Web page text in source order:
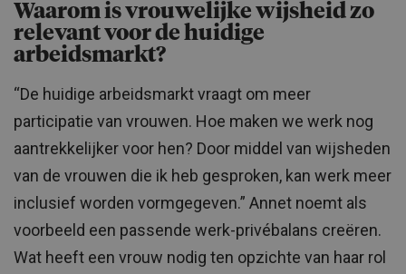
Waarom is vrouwelijke wijsheid zo
relevant voor de huidige
arbeidsmarkt?
“De huidige arbeidsmarkt vraagt om meer
participatie van vrouwen. Hoe maken we werk nog
aantrekkelijker voor hen? Door middel van wijsheden
van de vrouwen die ik heb gesproken, kan werk meer
inclusief worden vormgegeven.” Annet noemt als
voorbeeld een passende werk-privébalans creëren.
Wat heeft een vrouw nodig ten opzichte van haar rol